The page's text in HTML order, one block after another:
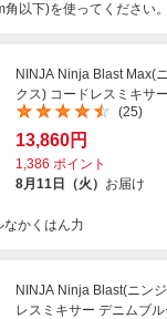
以下)を使ってください。
NINJA Ninja Blast Max(
クス) コードレスミキサ
(25)
13,860円
1,386 ポイント
8月11日（火） お届け
なかくはん力
NINJA Ninja Blast(ニン
レスミキサー デニムブ